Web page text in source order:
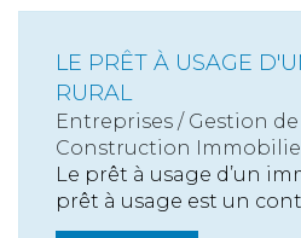
LE PRÊT À USAGE
RURAL
Entreprises / Gestion
Construction
Le prêt à usage d’un
prêt à usage est un